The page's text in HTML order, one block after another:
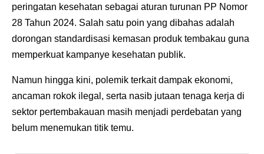
peringatan kesehatan sebagai aturan turunan PP Nomor
28 Tahun 2024. Salah satu poin yang dibahas adalah
dorongan standardisasi kemasan produk tembakau guna
memperkuat kampanye kesehatan publik.
Namun hingga kini, polemik terkait dampak ekonomi,
ancaman rokok ilegal, serta nasib jutaan tenaga kerja di
sektor pertembakauan masih menjadi perdebatan yang
belum menemukan titik temu.